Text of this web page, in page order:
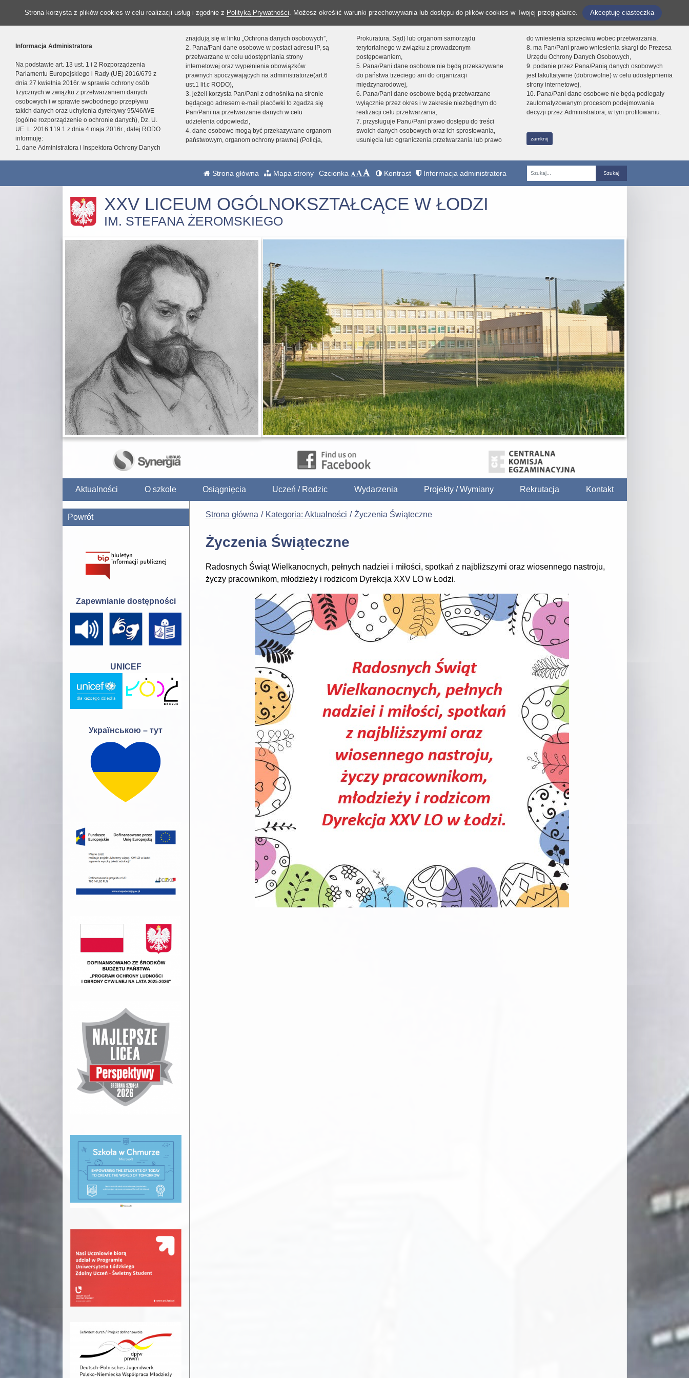
Strona korzysta z plików cookies w celu realizacji usług i zgodnie z Polityką Prywatności. Możesz określić warunki przechowywania lub dostępu do plików cookies w Twojej przeglądarce. Akceptuję ciasteczka
Informacja Administratora
Na podstawie art. 13 ust. 1 i 2 Rozporządzenia
Parlamentu Europejskiego i Rady (UE) 2016/679 z
dnia 27 kwietnia 2016r. w sprawie ochrony osób
fizycznych w związku z przetwarzaniem danych
osobowych i w sprawie swobodnego przepływu
takich danych oraz uchylenia dyrektywy 95/46/WE
(ogólne rozporządzenie o ochronie danych), Dz. U.
UE. L. 2016.119.1 z dnia 4 maja 2016r., dalej RODO
informuję:
1. dane Administratora i Inspektora Ochrony Danych
znajdują się w linku „Ochrona danych osobowych”,
2. Pana/Pani dane osobowe w postaci adresu IP, są
przetwarzane w celu udostępniania strony
internetowej oraz wypełnienia obowiązków
prawnych spoczywających na administratorze(art.6
ust.1 lit.c RODO),
3. jeżeli korzysta Pan/Pani z odnośnika na stronie
będącego adresem e-mail placówki to zgadza się
Pan/Pani na przetwarzanie danych w celu
udzielenia odpowiedzi,
4. dane osobowe mogą być przekazywane organom
państwowym, organom ochrony prawnej (Policja,
Prokuratura, Sąd) lub organom samorządu
terytorialnego w związku z prowadzonym
postępowaniem,
5. Pana/Pani dane osobowe nie będą przekazywane
do państwa trzeciego ani do organizacji
międzynarodowej,
6. Pana/Pani dane osobowe będą przetwarzane
wyłącznie przez okres i w zakresie niezbędnym do
realizacji celu przetwarzania,
7. przysługuje Panu/Pani prawo dostępu do treści
swoich danych osobowych oraz ich sprostowania,
usunięcia lub ograniczenia przetwarzania lub prawo
do wniesienia sprzeciwu wobec przetwarzania,
8. ma Pan/Pani prawo wniesienia skargi do Prezesa
Urzędu Ochrony Danych Osobowych,
9. podanie przez Pana/Panią danych osobowych
jest fakultatywne (dobrowolne) w celu udostępnienia
strony internetowej,
10. Pana/Pani dane osobowe nie będą podlegały
zautomatyzowanym procesom podejmowania
decyzji przez Administratora, w tym profilowaniu.
zamknij
Strona główna Mapa strony Czcionka Kontrast Informacja administratora
Fraza
XXV LICEUM OGÓLNOKSZTAŁCĄCE W ŁODZI
IM. STEFANA ŻEROMSKIEGO
Aktualności O szkole Osiągnięcia Uczeń / Rodzic Wydarzenia Projekty / Wymiany Rekrutacja Kontakt
Strona główna Kategoria: Aktualności Życzenia Świąteczne
Życzenia Świąteczne
Radosnych Świąt Wielkanocnych, pełnych nadziei i miłości, spotkań z najbliższymi oraz wiosennego nastroju,
życzy pracownikom, młodzieży i rodzicom Dyrekcja XXV LO w Łodzi.
Powrót
Zapewnianie dostępności
UNICEF
Українською – тут